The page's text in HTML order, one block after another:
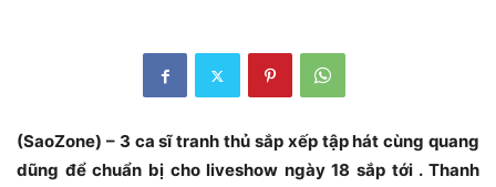
(SaoZone) – 3 ca sĩ tranh thủ sắp xếp tập hát cùng quang
dũng để chuẩn bị cho liveshow ngày 18 sắp tới . Thanh